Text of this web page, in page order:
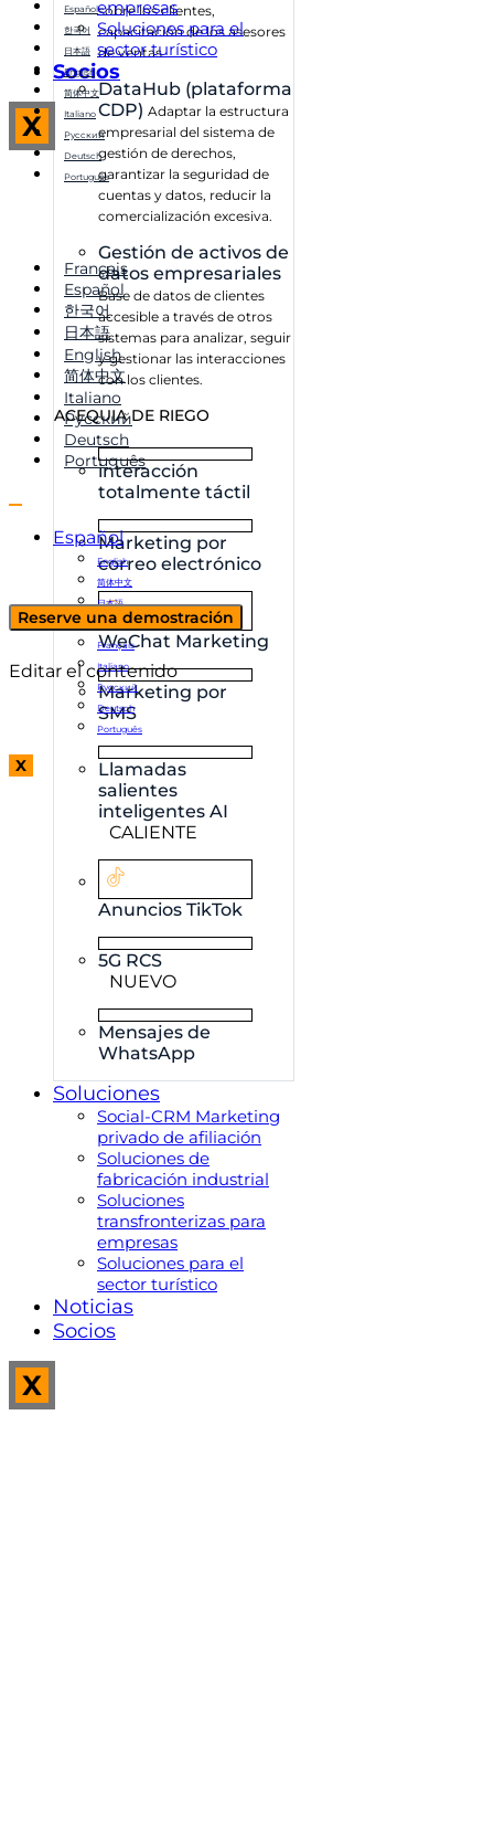
sobre los clientes,
capacitación de los asesores
de ventas
DataHub (plataforma
CDP) Adaptar la estructura
empresarial del sistema de
gestión de derechos,
garantizar la seguridad de
cuentas y datos, reducir la
comercialización excesiva.
Gestión de activos de
datos empresariales
Base de datos de clientes
accesible a través de otros
sistemas para analizar, seguir
y gestionar las interacciones
con los clientes.
ACEQUIA DE RIEGO
interacción
totalmente táctil
Marketing por
correo electrónico
WeChat Marketing
Marketing por
SMS
Llamadas
salientes
inteligentes AI
CALIENTE
Anuncios TikTok
5G RCS
NUEVO
Mensajes de
WhatsApp
Soluciones
Social-CRM Marketing
privado de afiliación
Soluciones de
fabricación industrial
Soluciones
transfronterizas para
empresas
Soluciones para el
sector turístico
Noticias
Socios
X
empresas
Soluciones para el
sector turístico
Socios
X
Español
한국어
日本語
English
简体中文
Italiano
Русский
Deutsch
Português
Français
Español
한국어
日本語
English
简体中文
Italiano
Русский
Deutsch
Português
Español
English
简体中文
日本語
한국어
Français
Italiano
Русский
Deutsch
Português
X
Reserve una demostración
Editar el contenido